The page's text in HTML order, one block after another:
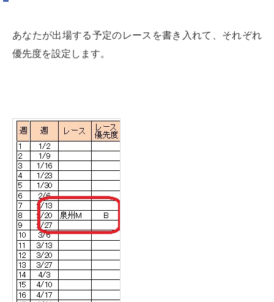
あなたが出場する予定のレースを書き入れて、それぞれ
優先度を設定します。